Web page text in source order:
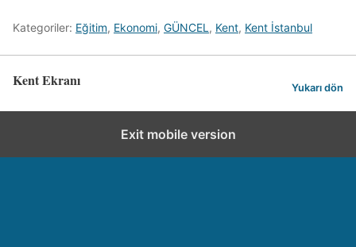
Kategoriler: Eğitim, Ekonomi, GÜNCEL , Kent, Kent İstanbul
Kent Ekranı Yukarı dön
Exit mobile version